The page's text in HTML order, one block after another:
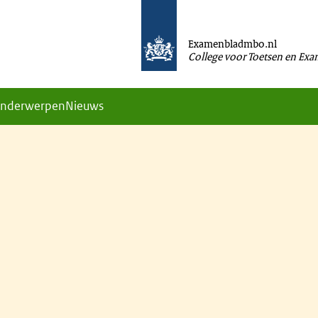
Examenbladmbo.nl
College voor Toetsen en
Nieuws